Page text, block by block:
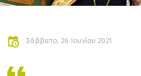
Σάββατο, 26 Ιουνίου 2021